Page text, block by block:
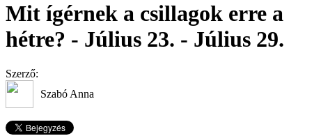
Mit ígérnek a csillagok erre a
hétre? - Július 23. - Július 29.
Szerző:
Szabó Anna